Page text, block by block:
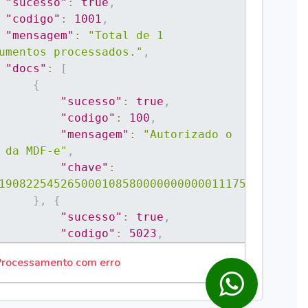
"codigo" : 1001 ,
"mensagem" :
"Total de 1
processados." ,
"docs" :
[
{
"sucesso" : true ,
"codigo" : 100 ,
"mensagem" :
"Autorizado o
da MDF-e" ,
"chave" :
} ,
{
"sucesso" : true ,
"codigo" : 5023 ,
aguarde e tente
mais tarde.",
"chave":
com erro